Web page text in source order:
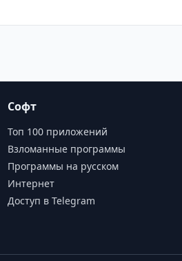
Софт
Топ 100 приложений
Взломанные программы
Программы на русском
Интернет
Доступ в Telegram